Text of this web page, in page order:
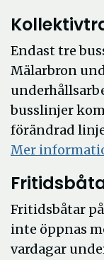
Endast tre
Mälarbron
busslinjer
förändrad
Mer
Fritidsbåtar
inte öppnas
vardagar